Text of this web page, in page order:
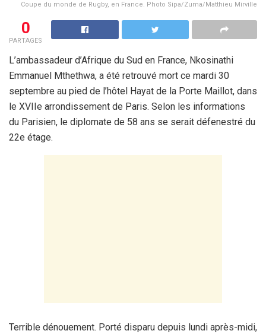
Coupe du monde de Rugby, en France. Photo Sipa/Zuma/Matthieu Mirville
0
PARTAGES
L’ambassadeur d’Afrique du Sud en France, Nkosinathi
Emmanuel Mthethwa, a été retrouvé mort ce mardi 30
septembre au pied de l’hôtel Hayat de la Porte Maillot, dans
le XVIIe arrondissement de Paris. Selon les informations
du Parisien, le diplomate de 58 ans se serait défenestré du
22e étage.
Terrible dénouement. Porté disparu depuis lundi après-midi,